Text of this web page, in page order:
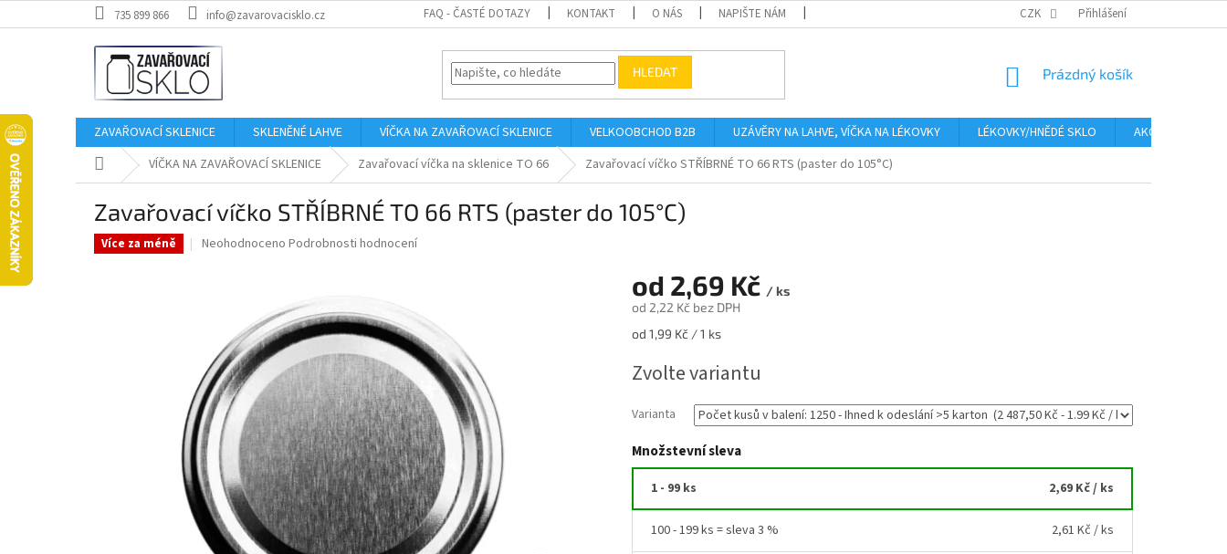
na
735 899 866 info@zavarovacisklo.cz FAQ - ČASTÉ DOTAZY KONTAKT O NÁS NAPIŠTE NÁM OBCHODNÍ PODMÍNKY
CZK Přihlášení
HLEDAT
NÁKUPNÍ
Prázdný košík
ZAVAŘOVACÍ SKLENICE SKLENĚNÉ LAHVE VÍČKA NA ZAVAŘOVACÍ SKLENICE VELKOOBCHOD B2B UZÁVĚRY NA LAHVE, VÍČKA NA LÉKOVKY LÉKOVKY/HNĚDÉ SKLO AKCE
Domů VÍČKA NA ZAVAŘOVACÍ SKLENICE Zavařovací víčka na sklenice TO 66 Zavařovací víčko STŘÍBRNÉ TO 66 RTS (paster do 105°C)
Zavařovací víčko STŘÍBRNÉ TO 66 RTS (paster do 105°C)
Více za méně
Průměrné
hvězdiček.
Neohodnoceno Podrobnosti hodnocení
od 2,69 Kč / ks
od 2,22 Kč bez DPH
Měrná
od 1,99 Kč / 1 ks
Zvolte variantu
Varianta
Množstevní sleva
1 - 99 ks 2,69 Kč/ ks
100 - 199 ks = sleva 3 % 2,61 Kč / ks